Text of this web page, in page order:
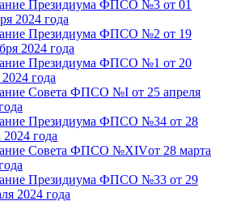
Президиума ФПСО №3 от 01
2024 года
Президиума ФПСО №2 от 19
2024 года
Президиума ФПСО №1 от 20
года
Совета ФПСО №I от 25 апреля
Президиума ФПСО №34 от 28
2024 года
Совета ФПСО №XIVот 28 марта
Президиума ФПСО №33 от 29
2024 года